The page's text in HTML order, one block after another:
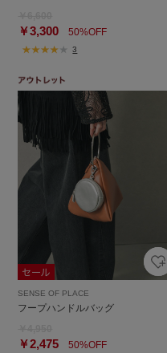
￥3,300 50%OFF
3
SENSE OF PLACE
フープハンドルバッグ
￥2,475 50%OFF